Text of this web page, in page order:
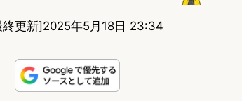
終更新]2025年5月18日 23:34